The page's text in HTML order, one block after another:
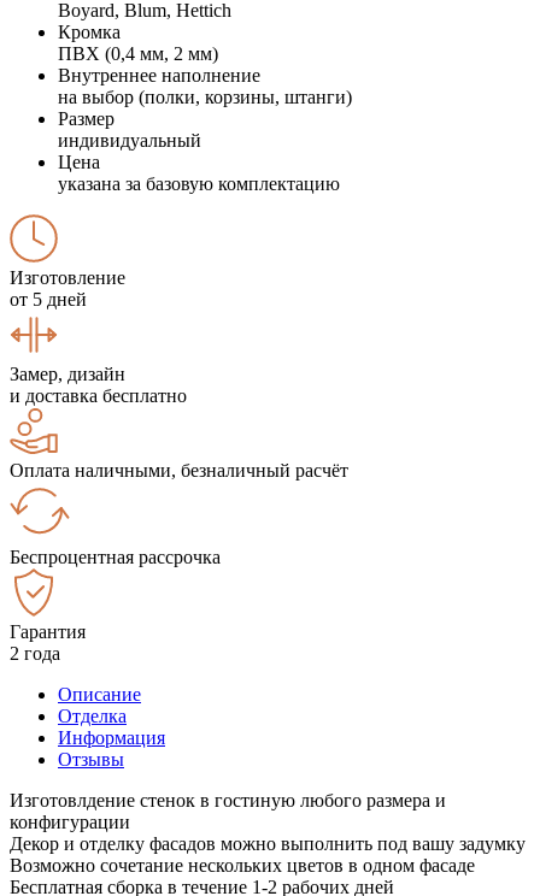
Boyard, Blum, Hettich
Кромка
ПВХ (0,4 мм, 2 мм)
Внутреннее наполнение
на выбор (полки, корзины, штанги)
Размер
индивидуальный
Цена
указана за базовую комплектацию
Изготовление
от 5 дней
Замер, дизайн
и доставка бесплатно
Оплата наличными, безналичный расчёт
Беспроцентная рассрочка
Гарантия
2 года
Описание
Отделка
Информация
Отзывы
Изготовлдение стенок в гостиную любого размера и
конфигурации
Декор и отделку фасадов можно выполнить под вашу задумку
Возможно сочетание нескольких цветов в одном фасаде
Бесплатная сборка в течение 1-2 рабочих дней